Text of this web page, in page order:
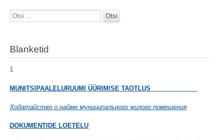
Otsi
Otsi
Blanketid
1
MUNITSIPAALELURUUMI ÜÜRIMISE TAOTLUS
Ходатайство о найме муниципального жилого помещения
DOKUMENTIDE LOETELU